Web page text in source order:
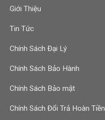
Giới Thiệu
Tin Tức
Chính Sách Đại Lý
Chính Sách Bảo Hành
Chính Sách Bảo mật
Chính Sách Đổi Trả Hoàn Tiền